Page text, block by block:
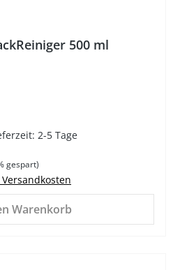
500 ml
2-5 Tage
gespart)
Warenkorb